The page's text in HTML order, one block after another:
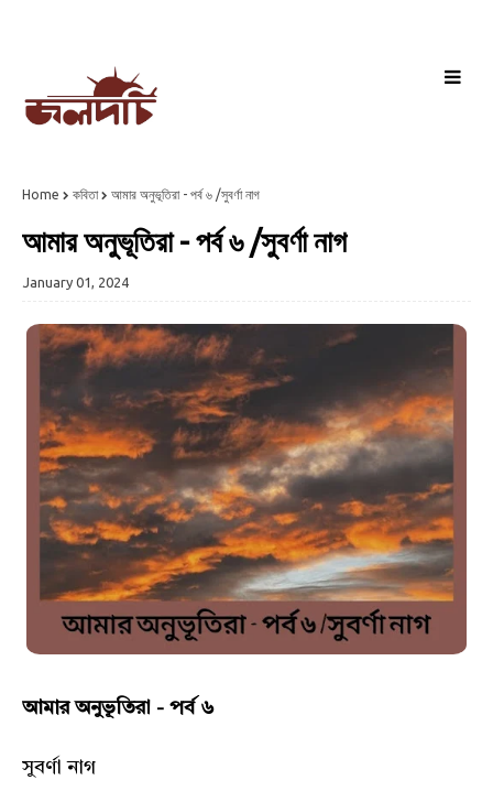
Home কবিতা আমার অনুভূতিরা - পর্ব ৬ /সুবর্ণা নাগ
আমার অনুভূতিরা - পর্ব ৬ /সুবর্ণা নাগ
January 01, 2024
আমার অনুভূতিরা - পর্ব ৬
সুবর্ণা নাগ